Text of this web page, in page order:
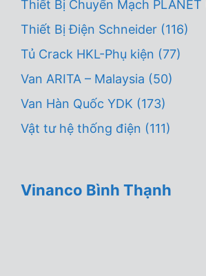
Thiết Bị Chuyển Mạch PLANET
Thiết Bị Điện Schneider (116)
Tủ Crack HKL-Phụ kiện (77)
Van ARITA – Malaysia (50)
Van Hàn Quốc YDK (173)
Vật tư hệ thống điện (111)
Vinanco Bình Thạnh